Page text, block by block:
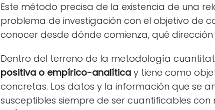
Este método precisa de la existencia de una
problema de investigación con el objetivo de
conocer desde dónde comienza, qué
Dentro del terreno de la metodología
positiva o empírico-analítica y tiene como
concretas. Los datos y la información que se
susceptibles siempre de ser cuantificables